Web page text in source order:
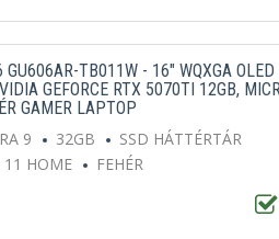
TB011W - 16" WQXGA OLED
GEFORCE RTX 5070TI 12GB,
GAMER LAPTOP
9 32GB
SSD HÁTTÉRTÁR
11 HOME
FEHÉR